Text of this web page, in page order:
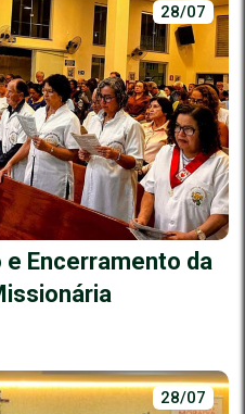
28/07
e Encerramento da
28/07